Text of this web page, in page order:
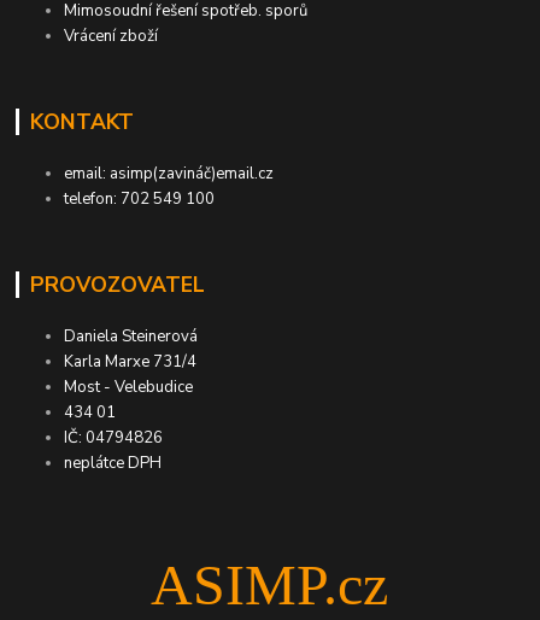
Mimosoudní řešení spotřeb. sporů
Vrácení zboží
KONTAKT
email: asimp(zavináč)email.cz
telefon: 702 549 100
PROVOZOVATEL
Daniela Steinerová
Karla Marxe 731/4
Most - Velebudice
434 01
IČ: 04794826
neplátce DPH
ASIMP.cz